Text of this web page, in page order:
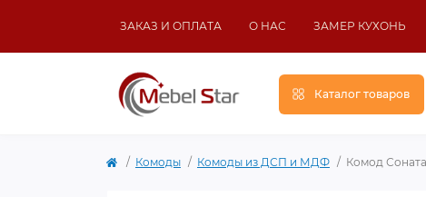
ЗАКАЗ И ОПЛАТА О НАС ЗАМЕР КУХОНЬ
Каталог товаров
Комоды Комоды из ДСП и МДФ Комод